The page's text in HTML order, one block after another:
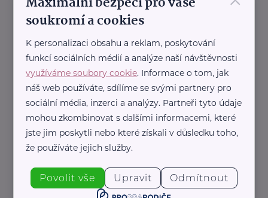
poskytujeme
onkologicky nemocným a jejich ...
https://www.amelie-zs.cz/
+420 739 001 123
praha@amelie-zs.cz
Amfion sanatorium, s.r.o.
Českolipská 3444 Mělník
Akreditace MPSV,
soukromí a cookies
K personalizaci obsahu a reklam, poskytování
funkcí sociálních médií a analýze naší návštěvnosti
využíváme soubory cookie. Informace o tom, jak
náš web používáte, sdílíme se svými partnery pro
sociální média, inzerci a analýzy. Partneři tyto údaje
mohou zkombinovat s dalšími informacemi, které
jste jim poskytli nebo které získali v důsledku toho,
že používáte jejich služby.
Povolit vše Upravit Odmítnout